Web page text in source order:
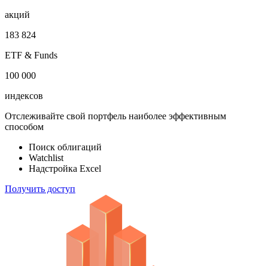
акций
183 824
ETF & Funds
100 000
индексов
Отслеживайте свой портфель наиболее эффективным
способом
Поиск облигаций
Watchlist
Надстройка Excel
Получить доступ